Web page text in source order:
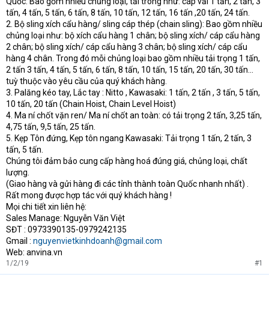
tấn, 4 tấn, 5 tấn, 6 tấn, 8 tấn, 10 tấn, 12 tấn, 16 tấn ,20 tấn, 24 tấn.
2. Bộ sling xích cẩu hàng/ sling cáp thép (chain sling): Bao gồm nhiều
chủng loại như: bộ xích cẩu hàng 1 chân; bộ sling xích/ cáp cẩu hàng
2 chân; bộ sling xích/ cáp cẩu hàng 3 chân; bộ sling xích/ cáp cẩu
hàng 4 chân. Trong đó mỗi chủng loại bao gồm nhiều tải trọng 1 tấn,
2 tấn 3 tấn, 4 tấn, 5 tấn, 6 tấn, 8 tấn, 10 tấn, 15 tấn, 20 tấn, 30 tấn...
tuỳ thuộc vào yêu cầu của quý khách hàng.
3. Palăng kéo tay, Lắc tay : Nitto , Kawasaki: 1 tấn, 2 tấn , 3 tấn, 5 tấn,
10 tấn, 20 tấn (Chain Hoist, Chain Level Hoist)
4. Ma ní chốt vặn ren/ Ma ní chốt an toàn: có tải trọng 2 tấn, 3,25 tấn,
4,75 tấn, 9,5 tấn, 25 tấn.
5. Kẹp Tôn đứng, Kẹp tôn ngang Kawasaki: Tải trọng 1 tấn, 2 tấn, 3
tấn, 5 tấn.
Chúng tôi đảm bảo cung cấp hàng hoá đúng giá, chủng loại, chất
lượng.
(Giao hàng và gửi hàng đi các tỉnh thành toàn Quốc nhanh nhất) .
Rất mong được hợp tác với quý khách hàng !
Mọi chi tiết xin liên hệ:
Sales Manage: Nguyễn Văn Việt
SĐT : 0973390135-0979242135
Gmail : nguyenvietkinhdoanh@gmail.com
Web: anvina.vn
1/2/19 #1